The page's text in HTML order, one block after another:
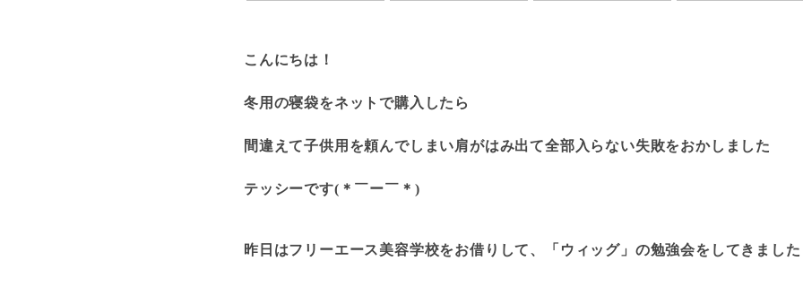
こんにちは！
冬用の寝袋をネットで購入したら
間違えて子供用を頼んでしまい肩がはみ出て全部入らない失敗をおかしました
テッシーです(＊￣ー￣＊)
昨日はフリーエース美容学校をお借りして、「ウィッグ」の勉強会をしてきました